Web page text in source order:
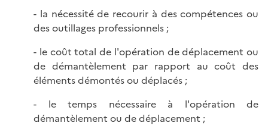
- la nécessité de recourir à des compétences ou
des outillages professionnels ;
- le coût total de l'opération de déplacement ou
de démantèlement par rapport au coût des
éléments démontés ou déplacés ;
- le temps nécessaire à l'opération de
démantèlement ou de déplacement ;